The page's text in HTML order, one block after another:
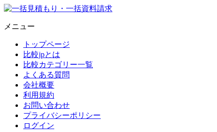
メニュー
トップページ
比較jpとは
比較カテゴリー一覧
よくある質問
会社概要
利用規約
お問い合わせ
プライバシーポリシー
ログイン